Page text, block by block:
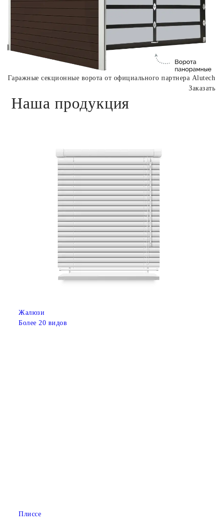
Гаражные секционные ворота от официального партнера Alutech
Заказать
Наша продукция
Жалюзи
Более 20 видов
Плиссе